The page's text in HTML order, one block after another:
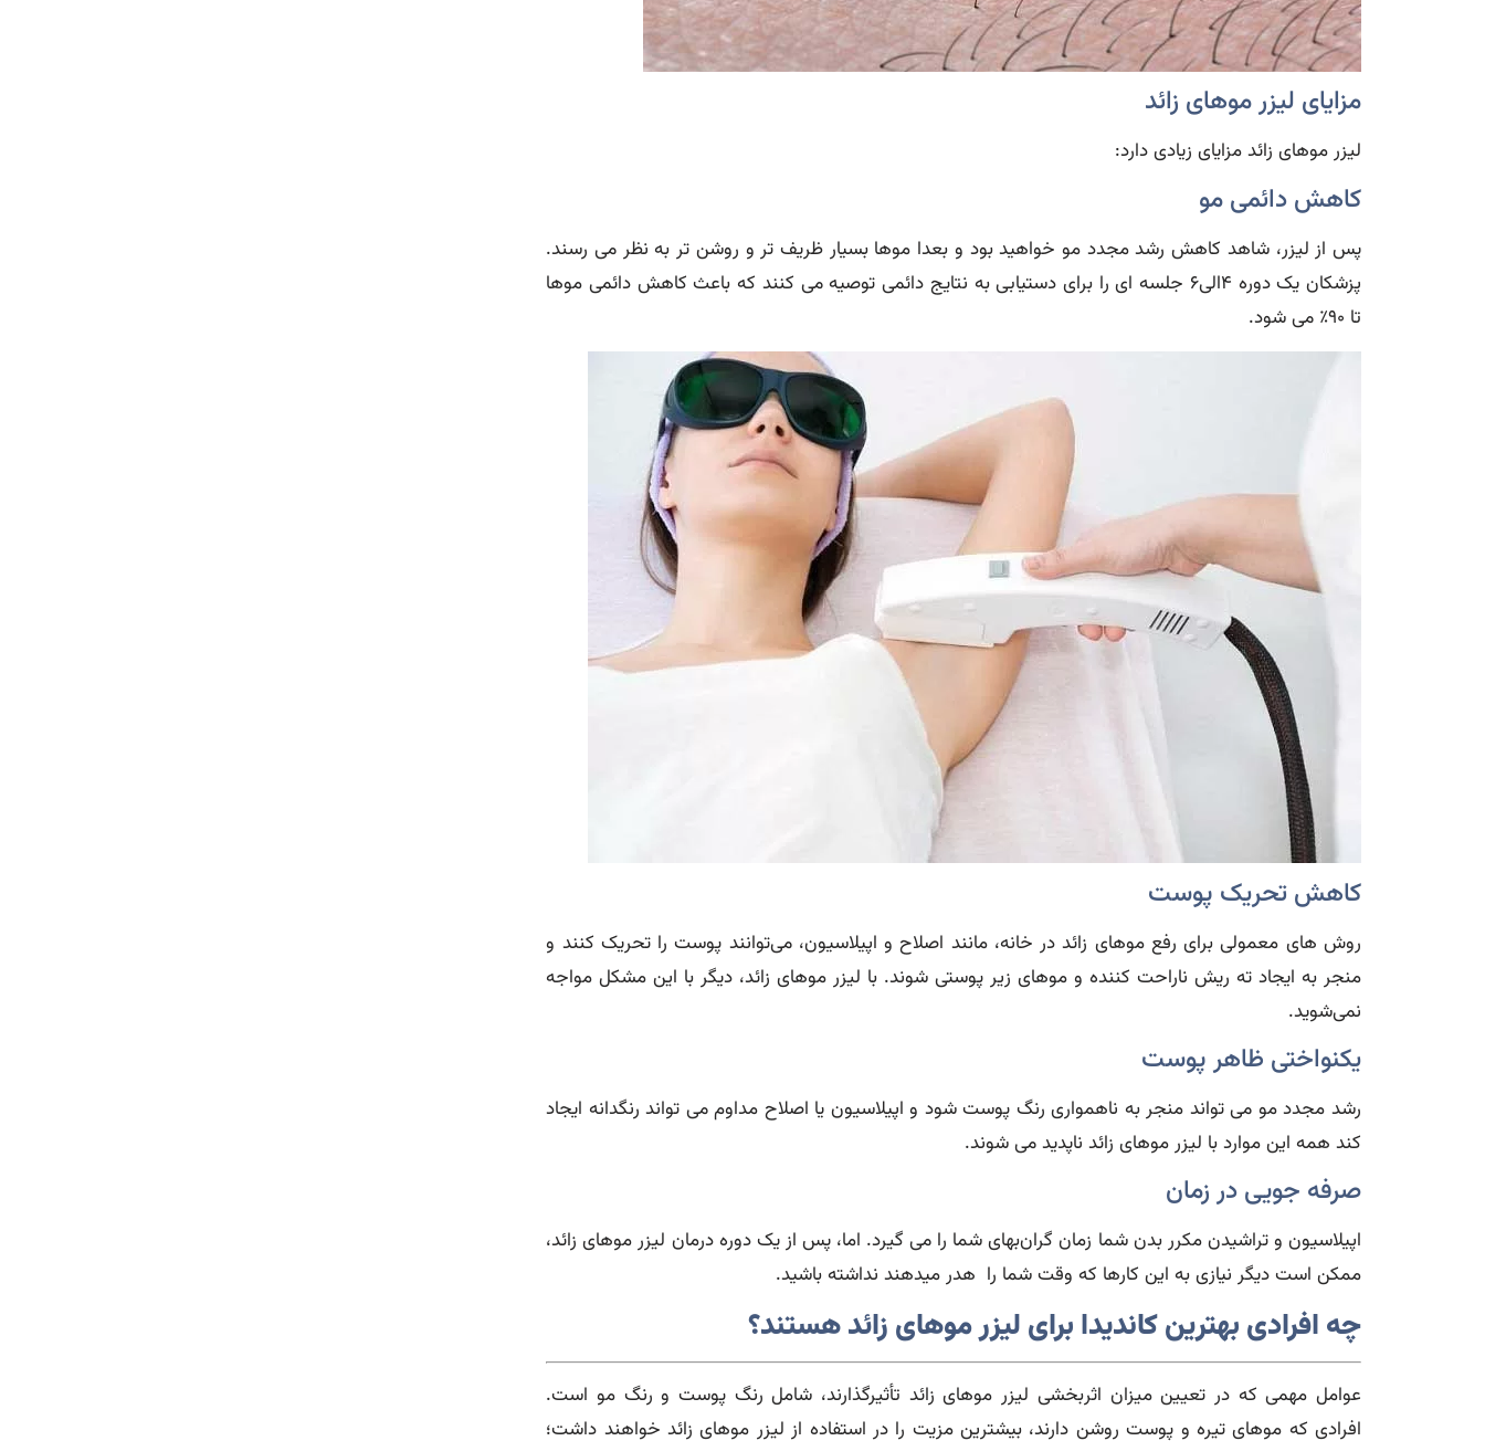
مزایای لیزر موهای زائد
لیزر موهای زائد مزایای زیادی دارد:
کاهش دائمی مو
پس از لیزر، شاهد کاهش رشد مجدد مو خواهید بود و بعدا موها بسیار ظریف تر و روشن تر به نظر می رسند.
پزشکان یک دوره ۴الی۶ جلسه ای را برای دستیابی به نتایج دائمی توصیه می کنند که باعث کاهش دائمی موها
تا ۹۰٪ می شود.
کاهش تحریک پوست
روش های معمولی برای رفع موهای زائد در خانه، مانند اصلاح و اپیلاسیون، می‌توانند پوست را تحریک کنند و
منجر به ایجاد ته ریش ناراحت کننده و موهای زیر پوستی شوند. با لیزر موهای زائد، دیگر با این مشکل مواجه
نمی‌شوید.
یکنواختی ظاهر پوست
رشد مجدد مو می تواند منجر به ناهمواری رنگ پوست شود و اپیلاسیون یا اصلاح مداوم می تواند رنگدانه ایجاد
کند همه این موارد با لیزر موهای زائد ناپدید می شوند.
صرفه جویی در زمان
اپیلاسیون و تراشیدن مکرر بدن شما زمان گران‌بهای شما را می گیرد. اما، پس از یک دوره درمان لیزر موهای زائد،
ممکن است دیگر نیازی به این کارها که وقت شما را هدر میدهند نداشته باشید.
چه افرادی بهترین کاندیدا برای لیزر موهای زائد هستند؟
عوامل مهمی که در تعیین میزان اثربخشی لیزر موهای زائد تأثیرگذارند، شامل رنگ پوست و رنگ مو است.
افرادی که موهای تیره و پوست روشن دارند، بیشترین مزیت را در استفاده از لیزر موهای زائد خواهند داشت؛